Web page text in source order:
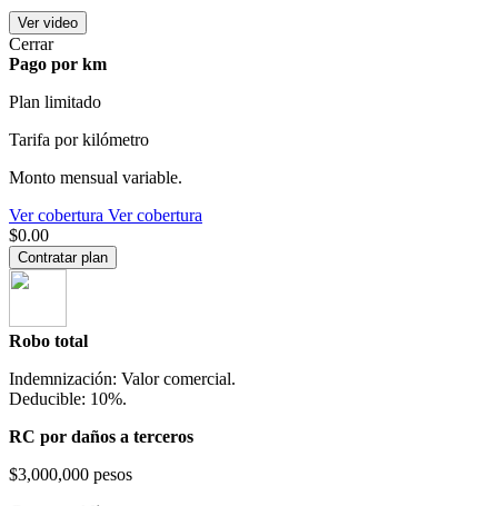
Ver video
Cerrar
Pago por km
Plan limitado
Tarifa por kilómetro
Monto mensual variable.
Ver cobertura Ver cobertura
$0.00
Contratar plan
Robo total
Indemnización: Valor comercial.
Deducible: 10%.
RC por daños a terceros
$3,000,000 pesos